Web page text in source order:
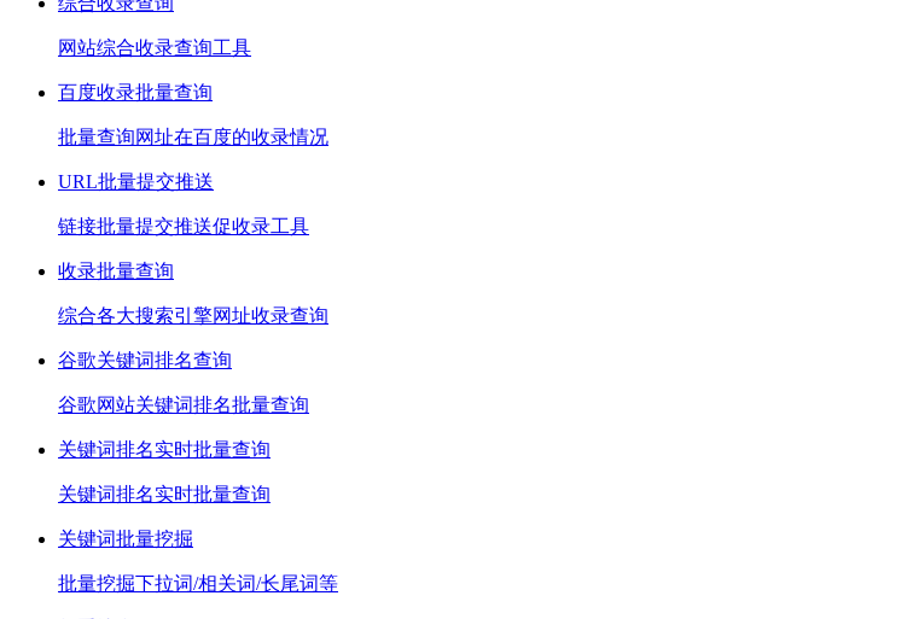
网站综合收录查询工具
百度收录批量查询
批量查询网址在百度的收录情况
URL批量提交推送
链接批量提交推送促收录工具
收录批量查询
综合各大搜索引擎网址收录查询
谷歌关键词排名查询
谷歌网站关键词排名批量查询
关键词排名实时批量查询
关键词排名实时批量查询
关键词批量挖掘
批量挖掘下拉词/相关词/长尾词等